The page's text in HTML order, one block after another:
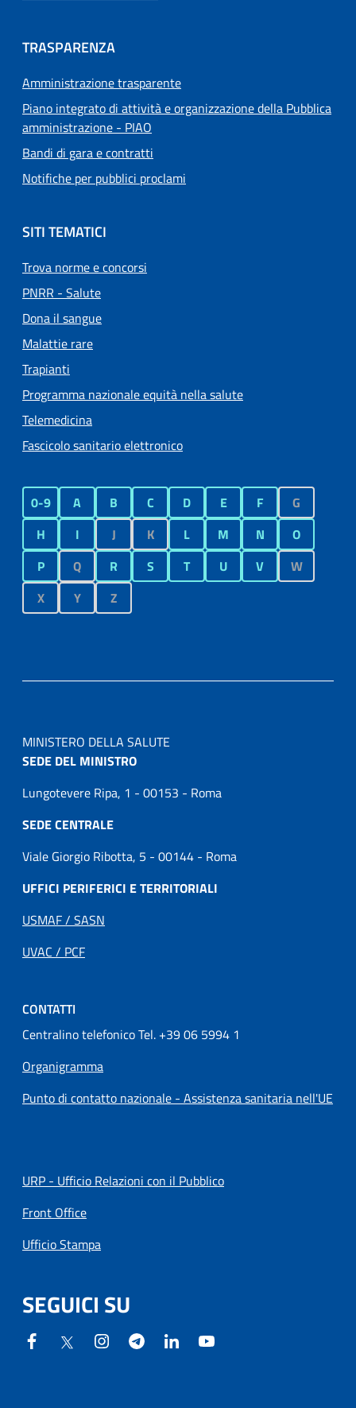
TRASPARENZA
Amministrazione trasparente
Piano integrato di attività e organizzazione della Pubblica
amministrazione - PIAO
Bandi di gara e contratti
Notifiche per pubblici proclami
SITI TEMATICI
Trova norme e concorsi
PNRR - Salute
Dona il sangue
Malattie rare
Trapianti
Programma nazionale equità nella salute
Telemedicina
Fascicolo sanitario elettronico
0-9 A B C D E F
G
H
I J K L M N
O
P
Q R S T U V
W
X
Y Z
MINISTERO DELLA SALUTE
SEDE DEL MINISTRO
Lungotevere Ripa, 1 - 00153 - Roma
SEDE CENTRALE
Viale Giorgio Ribotta, 5 - 00144 - Roma
UFFICI PERIFERICI E TERRITORIALI
USMAF / SASN
UVAC / PCF
CONTATTI
Centralino telefonico Tel. +39 06 5994 1
Organigramma
Punto di contatto nazionale - Assistenza sanitaria nell'UE
URP - Ufficio Relazioni con il Pubblico
Front Office
Ufficio Stampa
SEGUICI SU